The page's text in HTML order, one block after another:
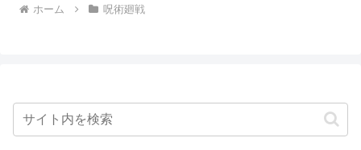
ホーム 呪術廻戦